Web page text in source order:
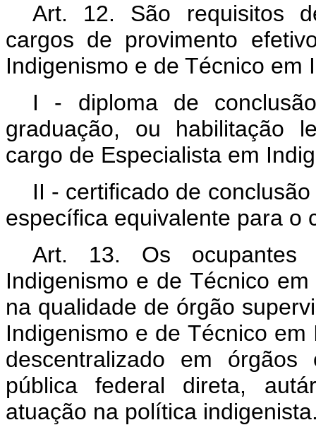
Art. 12. São requisitos
cargos de provimento
Indigenismo e de Técnico em
I - diploma de
graduação, ou habilitação
cargo de Especialista em
II - certificado de
específica equivalente para o
Art. 13. Os ocupantes
Indigenismo e de Técnico
na qualidade de órgão
Indigenismo e de Técnico
descentralizado em
pública federal direta,
atuação na política